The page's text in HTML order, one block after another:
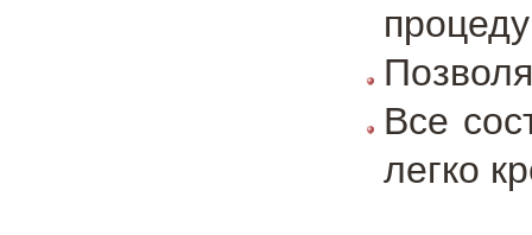
Все
легко